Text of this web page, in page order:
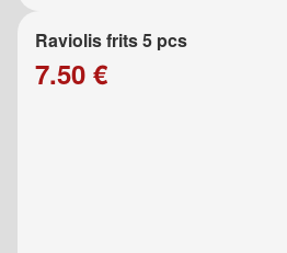
Raviolis frits 5 pcs
7.50 €